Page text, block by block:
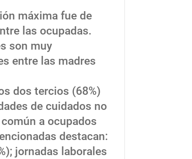
máxima fue de
las ocupadas.
son muy
entre las madres
dos tercios (68%)
de cuidados no
a ocupados
destacan:
jornadas laborales